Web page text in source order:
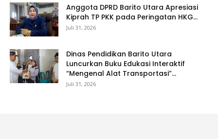
Anggota DPRD Barito Utara Apresiasi
Kiprah TP PKK pada Peringatan HKG...
Juli 31, 2026
Dinas Pendidikan Barito Utara
Luncurkan Buku Edukasi Interaktif
“Mengenal Alat Transportasi”...
Juli 31, 2026